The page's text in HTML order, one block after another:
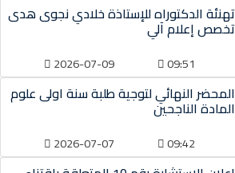
تهنئة الدكتوراه للإستاذة خلادي نجوى هدى
تخصص إعلام آلي
09:51
2026-07-09
المحضر النهائي لتوجية طلبة سنة اولى علوم
المادة الناجحين
09:42
2026-07-07